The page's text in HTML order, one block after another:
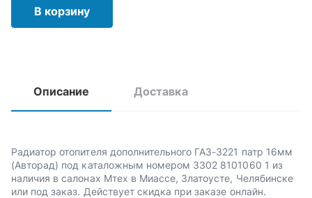
В корзину
Описание Доставка
Радиатор отопителя дополнительного ГАЗ-3221 патр 16мм
(Авторад) под каталожным номером 3302 8101060 1 из
наличия в салонах Мтех в Миассе, Златоусте, Челябинске
или под заказ. Действует скидка при заказе онлайн.